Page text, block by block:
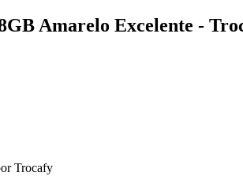
Amarelo Excelente -
Trocafy